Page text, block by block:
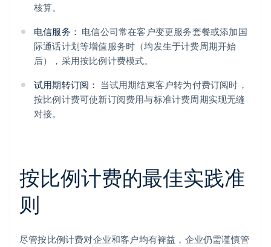
核算。
电信服务： 电信公司常在客户变更服务套餐或添加国
际通话计划等增值服务时（均发生于计费周期开始
后），采用按比例计费模式。
试用期转订阅： 当试用期结束客户转为付费订阅时，
按比例计费可使新订阅费用与标准计费周期实现无缝
对接。
按比例计费的最佳实践准
则
尽管按比例计费对企业和客户均有裨益，企业仍需谨慎管